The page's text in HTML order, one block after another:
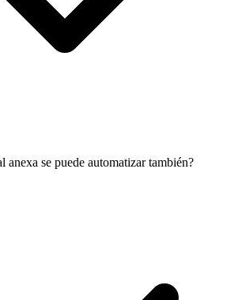
anexa se puede automatizar también?